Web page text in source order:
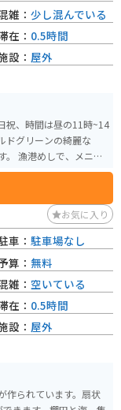
祝、時間は昼の11時~14
ドグリーンの綺麗な
ュ
ョンは最高。その日の
味しいです。ボリュ
には有名な伊根の舟屋
す。休憩がてら漁港
雑： 少し混んでいる
在： 0.5時間
設： 屋外
お気に入り
作られています。扇状
車： 駐車場なし
算： 無料
雑： 空いている
在： 0.5時間
設： 屋外